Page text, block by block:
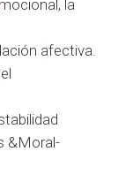
la
afectiva.
&Moral-